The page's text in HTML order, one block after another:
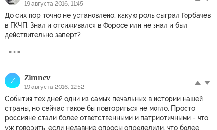
19 августа 2016, 11:45
До сих пор точно не установлено, какую роль сыграл Горбачев
в ГКЧП. Знал и отсиживался в Форосе или не знал и был
действительно заперт?
Z Zimnev
19 августа 2016, 12:52
События тех дней одни из самых печальных в истории нашей
страны, но сейчас такое бы повториться не могло. Просто
россияне стали более ответственными и патриотичными - что
уж говорить, если недавние опросы определили, что более